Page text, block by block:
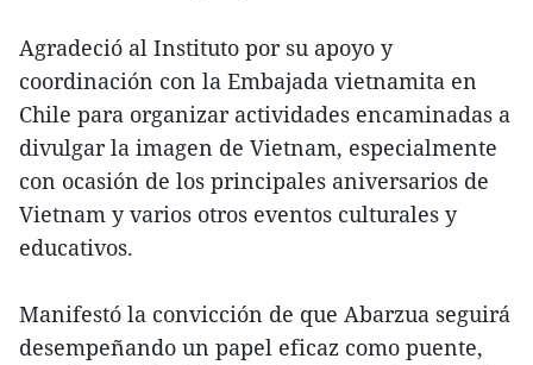
Agradeció al Instituto por su apoyo y
coordinación con la Embajada vietnamita en
Chile para organizar actividades encaminadas a
divulgar la imagen de Vietnam, especialmente
con ocasión de los principales aniversarios de
Vietnam y varios otros eventos culturales y
educativos.
Manifestó la convicción de que Abarzua seguirá
desempeñando un papel eficaz como puente,